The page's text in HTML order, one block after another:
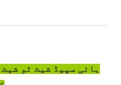
ہائی سپیڈ شیٹ ٹو